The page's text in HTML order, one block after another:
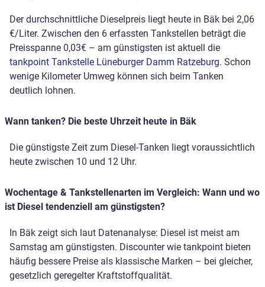
Der durchschnittliche Dieselpreis liegt heute in Bäk bei 2,06
€/Liter. Zwischen den 6 erfassten Tankstellen beträgt die
Preisspanne 0,03€ – am günstigsten ist aktuell die
tankpoint Tankstelle Lüneburger Damm Ratzeburg. Schon
wenige Kilometer Umweg können sich beim Tanken
deutlich lohnen.
Wann tanken? Die beste Uhrzeit heute in Bäk
Die günstigste Zeit zum Diesel-Tanken liegt voraussichtlich
heute zwischen 10 und 12 Uhr.
Wochentage & Tankstellenarten im Vergleich: Wann und wo
ist Diesel tendenziell am günstigsten?
In Bäk zeigt sich laut Datenanalyse: Diesel ist meist am
Samstag am günstigsten. Discounter wie tankpoint bieten
häufig bessere Preise als klassische Marken – bei gleicher,
gesetzlich geregelter Kraftstoffqualität.